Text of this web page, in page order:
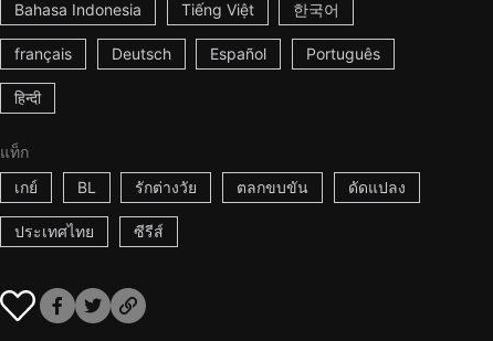
Bahasa Indonesia Tiếng Việt 한국어
français Deutsch Español Português
हिन्दी
แท็ก
เกย์
BL รักต่างวัย ตลกขบขัน ดัดแปลง
ประเทศไทย ซีรีส์